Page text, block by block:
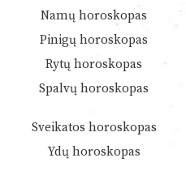
Namų horoskopas
Pinigų horoskopas
Rytų horoskopas
Spalvų horoskopas
Sveikatos horoskopas
Ydų horoskopas